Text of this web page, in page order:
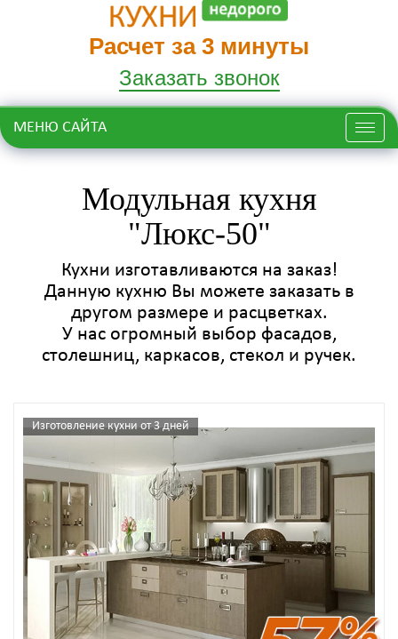
Расчет за 3 минуты
Заказать звонок
Меню
МЕНЮ САЙТА
Модульная кухня
"Люкс-50"
Кухни изготавливаются на заказ!
Данную кухню Вы можете заказать в
другом размере и расцветках.
У нас огромный выбор фасадов,
столешниц, каркасов, стекол и ручек.
Изготовление кухни от 3 дней